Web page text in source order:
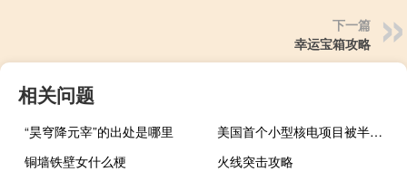
下一篇
幸运宝箱攻略
相关问题
“昊穹降元宰”的出处是哪里
美国首个小型核电项目被半路取消此前成本已经激增超50%
铜墙铁壁女什么梗
火线突击攻略